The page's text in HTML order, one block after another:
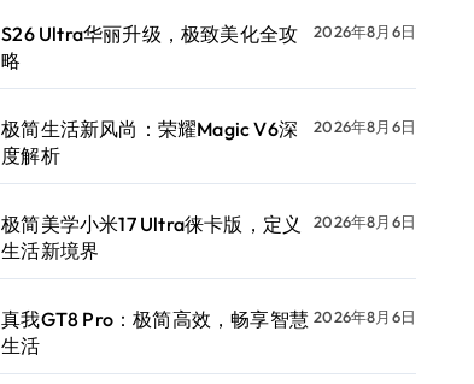
S26 Ultra华丽升级，极致美化全攻
略
2026年8月6日
极简生活新风尚：荣耀Magic V6深
度解析
2026年8月6日
极简美学小米17 Ultra徕卡版，定义
生活新境界
2026年8月6日
真我GT8 Pro：极简高效，畅享智慧
生活
2026年8月6日